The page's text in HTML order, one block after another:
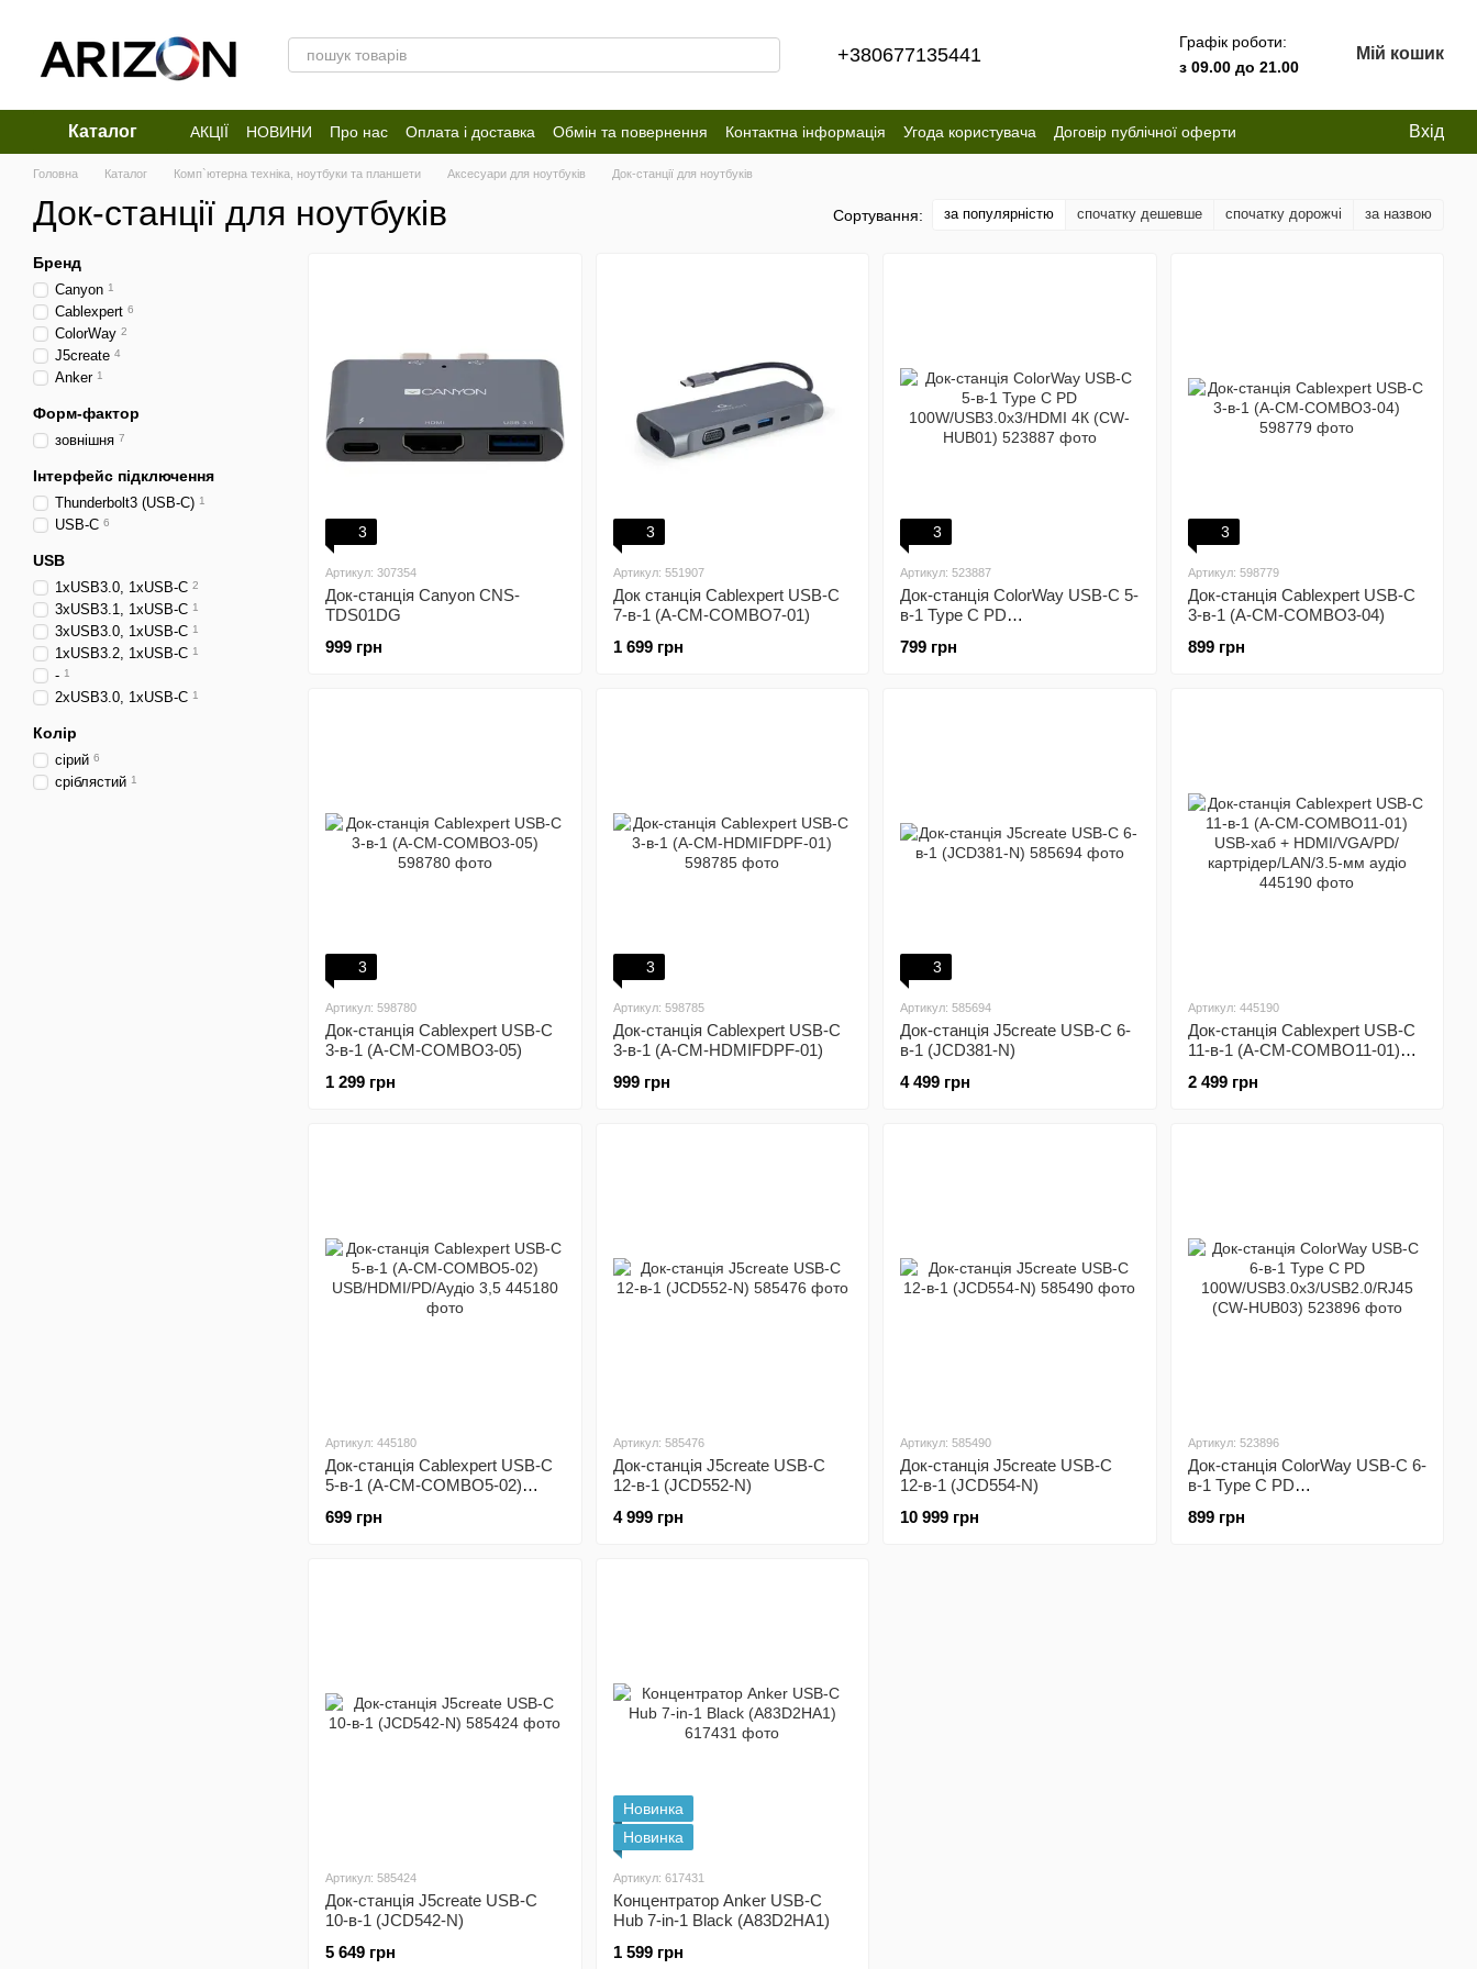
+380677135441
Графік роботи:
з 09.00 до 21.00
Мій кошик
Каталог АКЦІЇ НОВИНИ Про нас Оплата і доставка Обмін та повернення Контактна інформація Угода користувача
Договір публічної оферти
Відгуки про магазин
Вхід
Головна Каталог Комп`ютерна техніка, ноутбуки та планшети Аксесуари для ноутбуків Док-станції для ноутбуків
Док-станції для ноутбуків Сортування: за популярністю спочатку дешевше спочатку дорожчі за назвою
3
Артикул: 307354
Док-станція Canyon CNS-
TDS01DG
999 грн
3
Артикул: 551907
Док станція Cablexpert USB-C
7-в-1 (A-CM-COMBO7-01)
1 699 грн
3
Артикул: 523887
Док-станція ColorWay USB-C 5-
в-1 Type C PD
HUB01)
799 грн
3
Артикул: 598779
Док-станція Cablexpert USB-C
3-в-1 (A-CM-COMBO3-04)
899 грн
3
Артикул: 598780
Док-станція Cablexpert USB-C
3-в-1 (A-CM-COMBO3-05)
1 299 грн
3
Артикул: 598785
Док-станція Cablexpert USB-C
3-в-1 (A-CM-HDMIFDPF-01)
999 грн
3
Артикул: 585694
Док-станція J5create USB-C 6-
в-1 (JCD381-N)
4 499 грн
Артикул: 445190
Док-станція Cablexpert USB-C
11-в-1 (A-CM-COMBO11-01)
картрідер/LAN/3.5-мм аудіо
2 499 грн
Артикул: 445180
Док-станція Cablexpert USB-C
5-в-1 (A-CM-COMBO5-02)
699 грн
Артикул: 585476
Док-станція J5create USB-C
12-в-1 (JCD552-N)
4 999 грн
Артикул: 585490
Док-станція J5create USB-C
12-в-1 (JCD554-N)
10 999 грн
Артикул: 523896
Док-станція СolorWay USB-C 6-
в-1 Type C PD
(CW-HUB03)
899 грн
Артикул: 585424
Док-станція J5create USB-C
10-в-1 (JCD542-N)
5 649 грн
Новинка
Новинка
Артикул: 617431
Концентратор Anker USB-C
Hub 7-in-1 Black (A83D2HA1)
1 599 грн
Бренд
Canyon 1
Cablexpert 6
ColorWay 2
J5create 4
Anker 1
Форм-фактор
зовнішня 7
Інтерфейс підключення
Thunderbolt3 (USB-C) 1
USB-C 6
USB
1хUSB3.0, 1хUSB-C 2
3хUSB3.1, 1хUSB-C 1
3хUSB3.0, 1хUSB-C 1
1хUSB3.2, 1хUSB-C 1
- 1
2хUSB3.0, 1хUSB-C 1
Колір
сірий 6
сріблястий 1